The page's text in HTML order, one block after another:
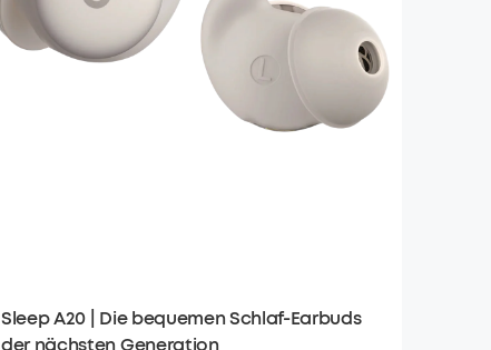
Sleep A20 | Die bequemen Schlaf-Earbuds